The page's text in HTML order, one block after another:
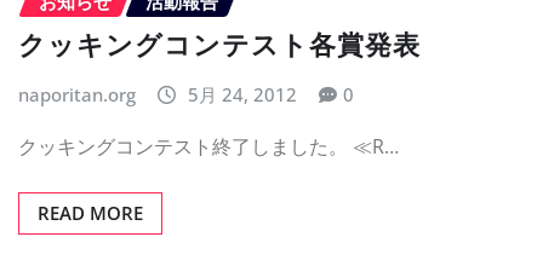
クッキングコンテスト各賞発表
naporitan.org 5月 24, 2012 0
クッキングコンテスト終了しました。 ≪R…
READ MORE